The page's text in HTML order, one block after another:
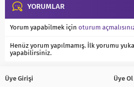
YORUMLAR
Yorum yapabilmek için oturum
Henüz yorum yapılmamış. İlk yorumu
yapabilirsiniz.
Üye Girişi Üye Ol